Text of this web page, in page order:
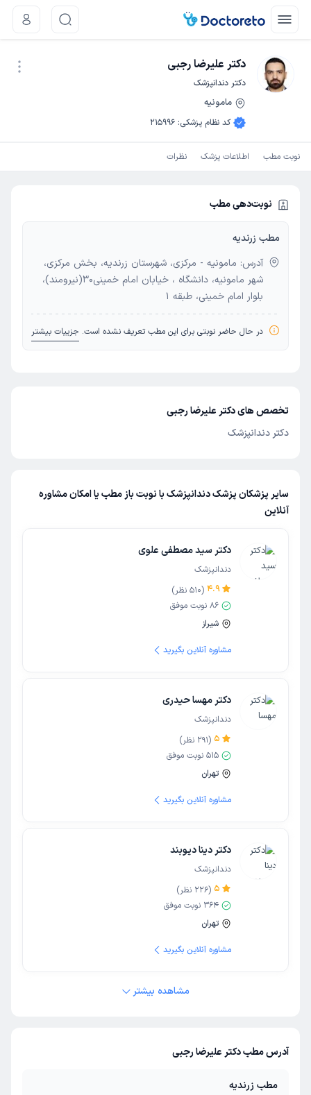
دکتر علیرضا رجبی
دکتر دندانپزشک
مامونیه
کد نظام پزشکی:
215996
نوبت مطب اطلاعات پزشک نظرات
نوبت‌دهی مطب
مطب زرندیه
آدرس: مامونیه - مرکزی، شهرستان زرندیه، بخش مرکزی،
شهر مامونیه، دانشگاه ، خیابان امام خمینی30(نیرومند)،
بلوار امام خمینی، طبقه 1
در حال حاضر نوبتی برای این مطب تعریف نشده است. جزییات بیشتر
تخصص های دکتر علیرضا رجبی
دکتر دندانپزشک
سایر پزشکان پزشک دندانپزشک با نوبت باز مطب یا امکان مشاوره
آنلاین
دکتر سید مصطفی علوی
دندانپزشک
4.9
(
510 نظر)
86 نوبت موفق
شیراز
مشاوره آنلاین بگیرید
دکتر مهسا حیدری
دندانپزشک
5
(
291 نظر)
515 نوبت موفق
تهران
مشاوره آنلاین بگیرید
دکتر دینا دیوبند
دندانپزشک
5
(
226 نظر)
364 نوبت موفق
تهران
مشاوره آنلاین بگیرید
مشاهده بیشتر
آدرس مطب دکتر علیرضا رجبی
مطب زرندیه